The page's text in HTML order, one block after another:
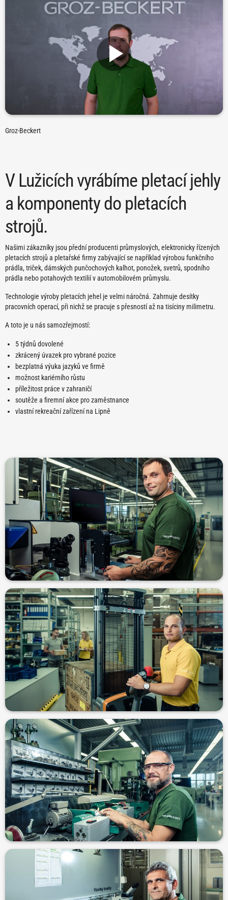
Groz-Beckert
V Lužicích vyrábíme pletací jehly
a komponenty do pletacích
strojů.
Našimi zákazníky jsou přední producenti průmyslových, elektronicky řízených
pletacích strojů a pletařské firmy zabývající se například výrobou funkčního
prádla, triček, dámských punčochových kalhot, ponožek, svetrů, spodního
prádla nebo potahových textilií v automobilovém průmyslu.
Technologie výroby pletacích jehel je velmi náročná. Zahrnuje desítky
pracovních operací, při nichž se pracuje s přesností až na tisíciny milimetru.
A toto je u nás samozřejmostí:
5 týdnů dovolené
zkrácený úvazek pro vybrané pozice
bezplatná výuka jazyků ve firmě
možnost kariérního růstu
příležitost práce v zahraničí
soutěže a firemní akce pro zaměstnance
vlastní rekreační zařízení na Lipně
„Jsem spokojený. Výborná práce, příjemné pracovní prostředí,
dobrý kolektiv a možnost se dále vzdělávat i v mateřské firmě.“ -
Miroslav, seřizovač, 14 let u firmy
„Firma mně umožnila se finančně osamostatnit. Mám zde
možnost se nadále vzdělávat, např. v cizím jazyce. Dobrá parta
lidí.“ - Vít, referent nákupu, 15 let u firmy
„Jistota, to je pro mě Groz-Beckert." - Jan, seřizovač, 22 let u firmy